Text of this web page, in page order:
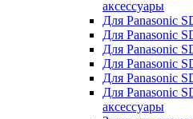
аксессуары
Для Panasonic
Для Panasonic
Для Panasonic
Для Panasonic
Для Panasonic
Для Panasonic
аксессуары